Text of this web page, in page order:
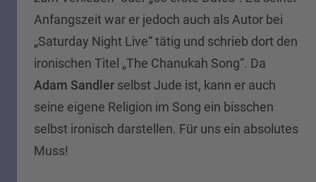
Anfangszeit war er jedoch auch als Autor bei
„Saturday Night Live“ tätig und schrieb dort den
ironischen Titel „The Chanukah Song“. Da
Adam Sandler selbst Jude ist, kann er auch
seine eigene Religion im Song ein bisschen
selbst ironisch darstellen. Für uns ein absolutes
Muss!